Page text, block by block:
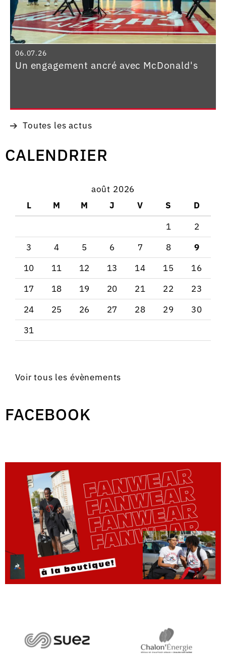
06.07.26
Un engagement ancré avec McDonald's
Toutes les actus
CALENDRIER
août 2026
L
M M J V S
D
1
2
3
4 5 6 7 8
9
10
11 12 13 14 15
16
17
18 19 20 21 22
23
24
25 26 27 28 29
30
31
Voir tous les évènements
FACEBOOK